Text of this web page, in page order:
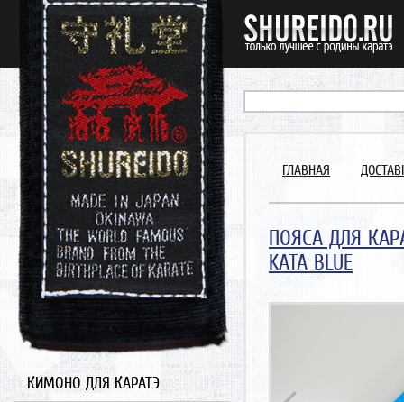
КИМОНО ДЛЯ КАРАТЭ
ГЛАВНАЯ
ПОЯСА ДЛЯ
KATA BLUE